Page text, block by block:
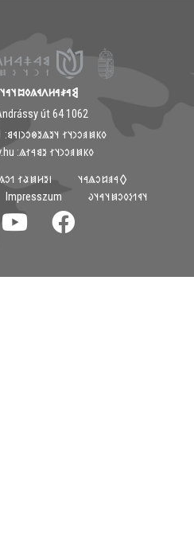
𐲘𐳀𐳎𐳀𐳢𐳤𐳁𐳍𐳓𐳪𐳦𐳀𐳦𐳜 𐲐𐳙𐳦𐳋𐳯𐳉𐳦
𐳓𐳞𐳯𐳠𐳛𐳙𐳦𐳐 𐳦𐳉𐳖𐳉𐳌𐳛𐳙𐳥𐳁𐳘: ‭+36-30-313-3501
𐳓𐳞𐳯𐳠𐳛𐳙𐳦𐳐 𐳉𐳘𐳀𐳐𐳖: info@mki.gov.hu
𐳺𐳉𐳢𐳯𐳟𐳐 𐳒𐳛𐳍𐳛𐳓
Impresszum